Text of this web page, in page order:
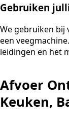
Gebruiken
We gebruiken bij
een
leidingen en het
Afvoer
Keuken,